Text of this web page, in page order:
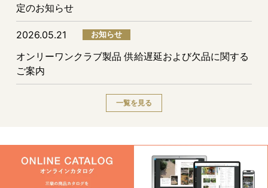
定のお知らせ
2026.05.21 お知らせ
オンリーワンクラブ製品 供給遅延および欠品に関する
ご案内
一覧を見る